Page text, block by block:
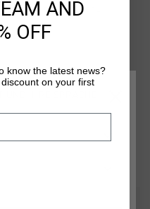
in normaler
und bietet
Einsaetze sorgen
erleichtert
einen aktiven Lebensstil.
UND IHRE SPRACHE
AND
OFF
know the latest news?
on your first